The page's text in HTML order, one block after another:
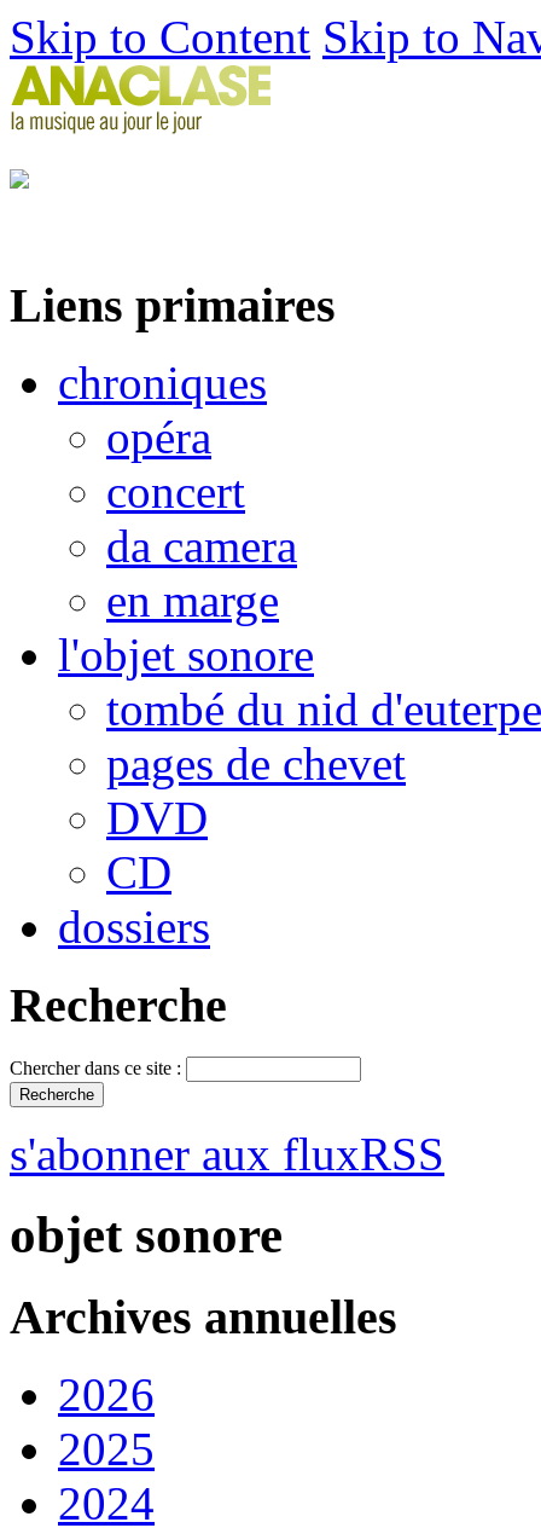
Skip to Content Skip to
Liens primaires
chroniques
opéra
concert
da camera
en marge
l'objet sonore
tombé du nid d'euterpe
pages de chevet
DVD
CD
dossiers
Recherche
Chercher dans ce site :
s'abonner aux fluxRSS
objet sonore
Archives annuelles
2026
2025
2024